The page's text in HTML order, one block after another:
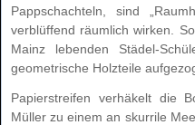
Pappschachteln, sind
verblüffend räumlich wirken.
Mainz lebenden Städel-
geometrische Holzteile
Papierstreifen verhäkelt die
Müller zu einem an skurrile